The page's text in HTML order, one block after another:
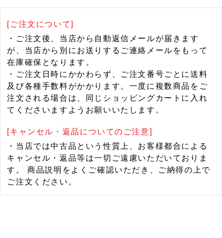
[ご注文について]
・ご注文後、当店から自動返信メールが届きます
が、当店から別にお送りするご連絡メールをもって
在庫確保となります。
・ご注文日時にかかわらず、ご注文番号ごとに送料
及び各種手数料がかかります。一度に複数商品をご
注文される場合は、同じショッピングカートに入れ
てくださいますようお願いいたします。
[キャンセル・返品についてのご注意]
・当店では中古品という性質上、お客様都合による
キャンセル・返品等は一切ご遠慮いただいておりま
す。 商品説明をよくご確認いただき、ご納得の上で
ご注文ください。